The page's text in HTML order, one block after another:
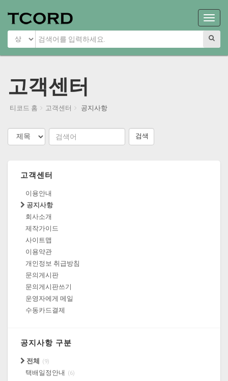
Main
Menu
고객센터
티코드 홈 고객센터 공지사항
검색
고객센터
이용안내
공지사항
회사소개
제작가이드
사이트맵
이용약관
개인정보 취급방침
문의게시판
문의게시판쓰기
운영자에게 메일
수동카드결제
공지사항 구분
전체 (9)
택배일정안내 (6)